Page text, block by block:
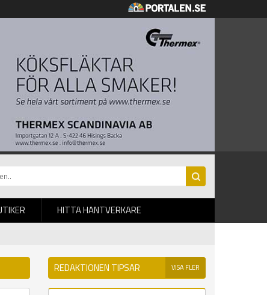
HITTA HANTVERKARE
REDAKTIONEN TIPSAR VISA FLER